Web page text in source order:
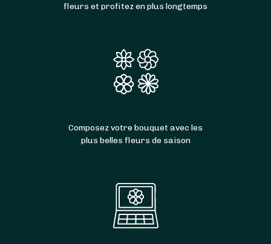
fleurs et profitez en plus longtemps
Composez votre bouquet avec les
plus belles fleurs de saison